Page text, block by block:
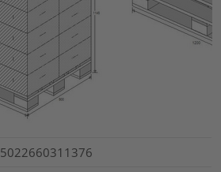
5022660311376